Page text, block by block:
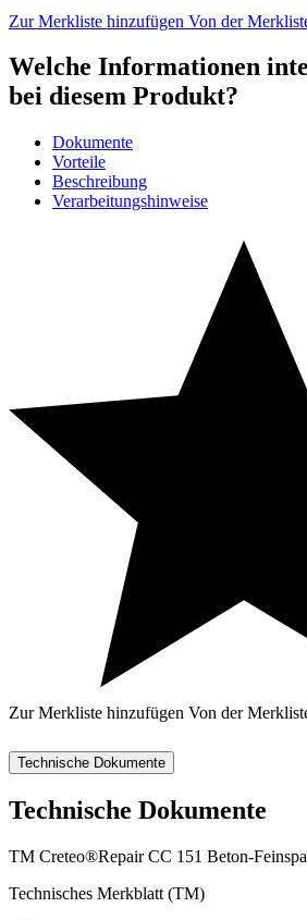
Zur Merkliste hinzufügen Von der
Welche Informationen
bei diesem Produkt?
Dokumente
Vorteile
Beschreibung
Verarbeitungshinweise
Zur Merkliste hinzufügen Von der
Technische Dokumente
Technische Dokumente
TM Creteo®Repair CC 151 Beton-
Technisches Merkblatt (TM)